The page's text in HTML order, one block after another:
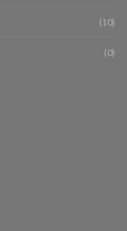
(10)
(0)